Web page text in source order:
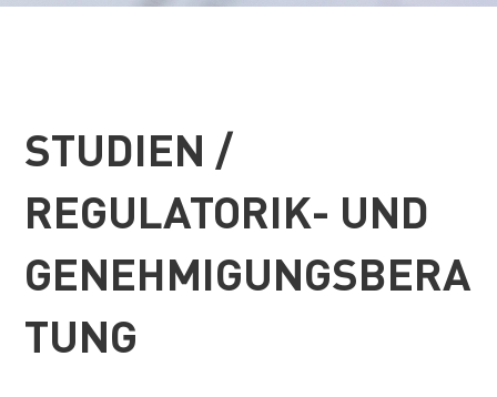
STUDIEN /
REGULATORIK- UND
GENEHMIGUNGSBERA
TUNG